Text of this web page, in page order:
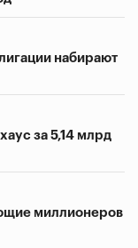
набирают
за 5,14 млрд
миллионеров